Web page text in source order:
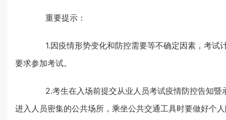
重要提示：
1.因疫情形势变化和防控需要等不确定因素，考试
要求参加考试。
2.考生在入场前提交从业人员考试疫情防控告知暨
进入人员密集的公共场所，乘坐公共交通工具时要做好个